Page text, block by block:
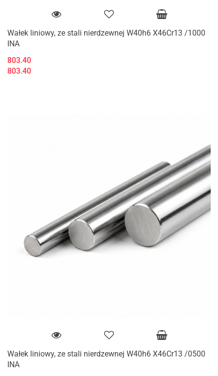
Wałek liniowy, ze stali nierdzewnej W40h6 X46Cr13 /1000
INA
803.40
803.40
Wałek liniowy, ze stali nierdzewnej W40h6 X46Cr13 /0500
INA